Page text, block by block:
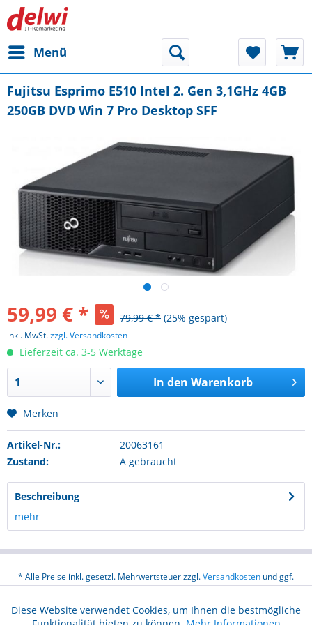
Menü
Fujitsu Esprimo E510 Intel 2. Gen 3,1GHz 4GB
250GB DVD Win 7 Pro Desktop SFF
59,99 € * 79,99 € * (25% gespart)
inkl. MwSt.zzgl. Versandkosten
Lieferzeit ca. 3-5 Werktage
In den Warenkorb
Merken
Artikel-Nr.:
20063161
Zustand:
A gebraucht
Beschreibung
mehr
* Alle Preise inkl. gesetzl. Mehrwertsteuer zzgl.Versandkosten und ggf.
Über uns Hilfe / Support Kontakt
Funktionale Aktiv
Diese Website verwendet Cookies, um Ihnen die bestmögliche